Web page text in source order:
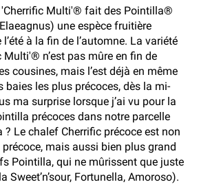
'Cherrific Multi'® fait des Pointilla®
une espèce fruitière
à la fin de l’automne. La variété
n’est pas mûre en fin de
cousines, mais l’est déjà en même
baies les plus précoces, dès la mi-
ma surprise lorsque j’ai vu pour la
précoces dans notre parcelle
? Le chalef Cherrific précoce est non
mais aussi bien plus grand
Pointilla, qui ne mûrissent que juste
Sweet’n’sour, Fortunella, Amoroso).